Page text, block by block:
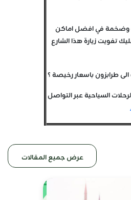
وضخمة في افضل اماكن
تفويت زيارة هذا الشارع
طرابزون باسعار رخيصة ؟
السياحية عبر التواصل
عرض جميع المقالات